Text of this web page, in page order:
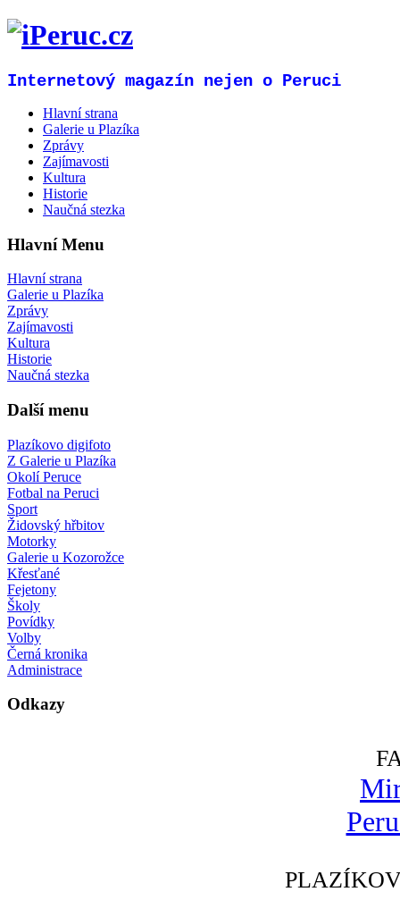
Internetový magazín nejen o Peruci
Hlavní strana
Galerie u Plazíka
Zprávy
Zajímavosti
Kultura
Historie
Naučná stezka
Hlavní Menu
Hlavní strana
Galerie u Plazíka
Zprávy
Zajímavosti
Kultura
Historie
Naučná stezka
Další menu
Plazíkovo digifoto
Z Galerie u Plazíka
Okolí Peruce
Fotbal na Peruci
Sport
Židovský hřbitov
Motorky
Galerie u Kozorožce
Křesťané
Fejetony
Školy
Povídky
Volby
Černá kronika
Administrace
Odkazy